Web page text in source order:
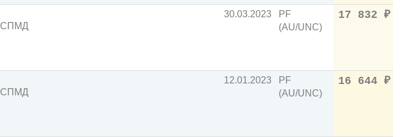
СПМД
30.03.2023
PF
(AU/UNC)
17 832 ₽
СПМД
12.01.2023
PF
(AU/UNC)
16 644 ₽